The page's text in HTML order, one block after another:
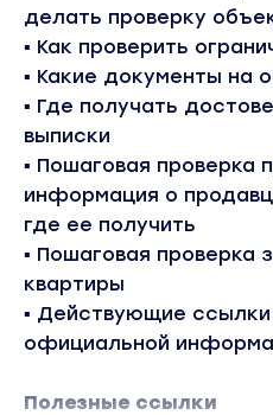
делать проверку
▪ Как проверить
▪ Какие документы на
▪ Где получать
выписки
▪ Пошаговая проверка
информация о
где ее получить
▪ Пошаговая проверка
квартиры
▪ Действующие ссылки
официальной
Полезные ссылки